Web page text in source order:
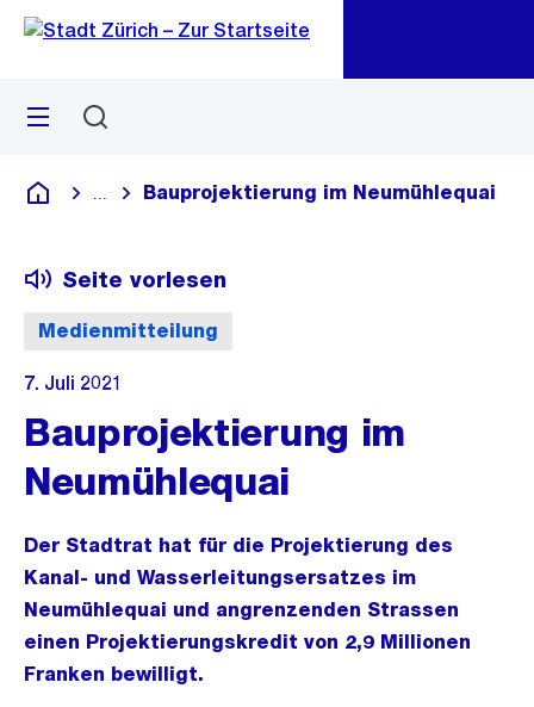
Navigation
Sprunglink
Menü
Deutsch
Blende alle Breadcrumbs ein
Bauprojektierung im Neumühlequai
Medienmitteilung
Seite vorlesen
7. Juli 2021
Bauprojektierung im
Neumühlequai
Der Stadtrat hat für die Projektierung des
Kanal- und Wasserleitungsersatzes im
Neumühlequai und angrenzenden Strassen
einen Projektierungskredit von 2,9 Millionen
Franken bewilligt.